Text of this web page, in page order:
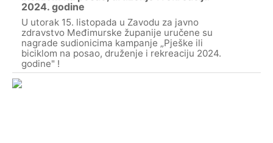
2024. godine
U utorak 15. listopada u Zavodu za javno
zdravstvo Međimurske županije uručene su
nagrade sudionicima kampanje „Pješke ili
biciklom na posao, druženje i rekreaciju 2024.
godine" !